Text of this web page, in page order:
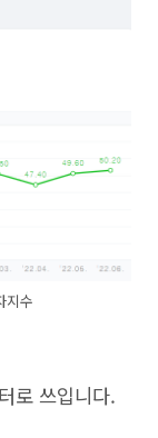
지수
로 쓰입니다.